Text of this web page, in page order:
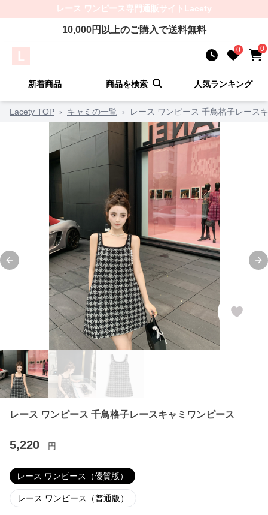
レース ワンピース専門通販サイト Lacety
10,000円以上のご購入で送料無料
0 0
新着商品 商品を検索 人気ランキング
Lacety TOP › キャミの一覧 › レース ワンピース 千鳥格子レース
Previous slide
レース ワンピース 千鳥格子レースキャミワンピース
5,220 円
レース ワンピース（優質版）
レース ワンピース（普通版）